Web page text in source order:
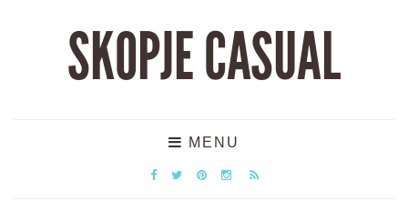
SKOPJE CASUAL
MENU